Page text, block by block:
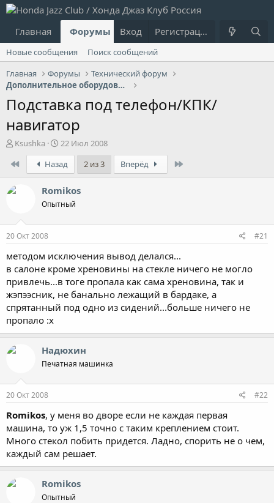
Главная Форумы Что нового?
Вход Регистрация
Новые сообщения
Поиск сообщений
Главная
Форумы
Технический форум
Дополнительное оборудование
Подставка под телефон/КПК/
навигатор
А
т
р
т
ы
Ksushka
Д
а
т
а
н
а
ч
22 Июл 2008
Назад 2 из 3 Вперёд
Romikos
Опытный
20 Окт 2008 #21
методом исключения вывод делался...
в салоне кроме хреновины на стекле ничего не могло
привлечь...в тоге пропала как сама хреновина, так и
жэпээсник, не банально лежащий в бардаке, а
спрятанный под одно из сидений...больше ничего не
пропало :x
Надюхин
Печатная машинка
20 Окт 2008 #22
Romikos, у меня во дворе если не каждая первая
машина, то уж 1,5 точно с таким креплением стоит.
Много стекол побить придется. Ладно, спорить не о чем,
каждый сам решает.
Romikos
Опытный